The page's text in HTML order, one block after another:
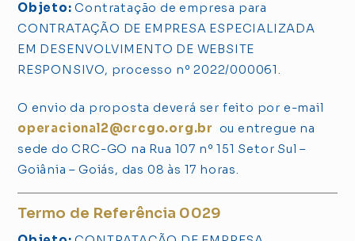
Objeto: Contratação de empresa para
CONTRATAÇÃO DE EMPRESA ESPECIALIZADA
EM DESENVOLVIMENTO DE WEBSITE
RESPONSIVO, processo nº 2022/000061.
O envio da proposta deverá ser feito por e-mail
operacional2@crcgo.org.br ou entregue na
sede do CRC-GO na Rua 107 nº 151 Setor Sul –
Goiânia – Goiás, das 08 às 17 horas.
Termo de Referência 0029